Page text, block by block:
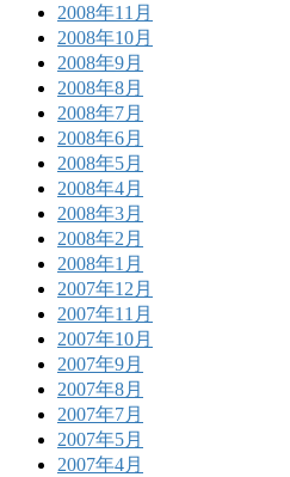
2008年11月
2008年10月
2008年9月
2008年8月
2008年7月
2008年6月
2008年5月
2008年4月
2008年3月
2008年2月
2008年1月
2007年12月
2007年11月
2007年10月
2007年9月
2007年8月
2007年7月
2007年5月
2007年4月